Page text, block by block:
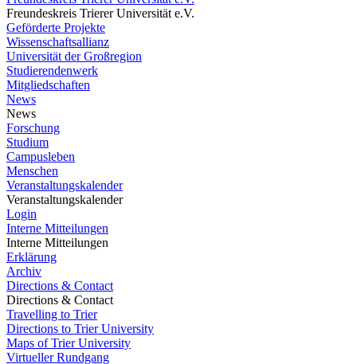
Freundeskreis Trierer Universität e.V.
Geförderte Projekte
Wissenschaftsallianz
Universität der Großregion
Studierendenwerk
Mitgliedschaften
News
News
Forschung
Studium
Campusleben
Menschen
Veranstaltungskalender
Veranstaltungskalender
Login
Interne Mitteilungen
Interne Mitteilungen
Erklärung
Archiv
Directions & Contact
Directions & Contact
Travelling to Trier
Directions to Trier University
Maps of Trier University
Virtueller Rundgang